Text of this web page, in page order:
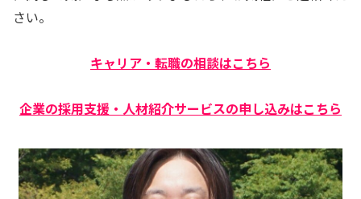
さい。
キャリア・転職の相談はこちら
企業の採用支援・人材紹介サービスの申し込みはこちら